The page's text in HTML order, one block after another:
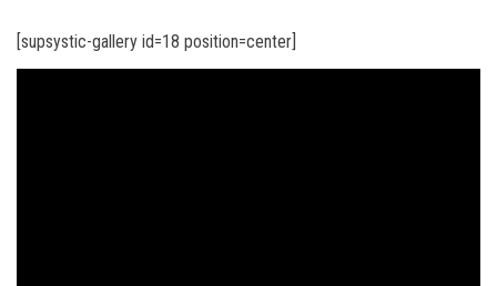
[supsystic-gallery id=18 position=center]